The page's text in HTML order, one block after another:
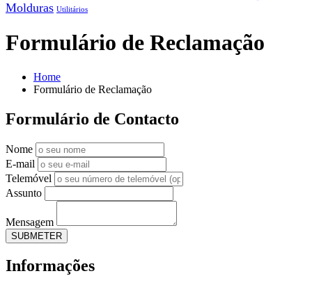
Molduras Utilitários
Formulário de Reclamação
Home
Formulário de Reclamação
Formulário de Contacto
Nome
E-mail
Telemóvel
Assunto
Mensagem
Informações